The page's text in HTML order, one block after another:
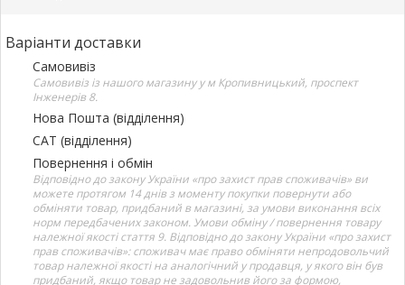
Варіанти доставки
Самовивіз
Самовивіз із нашого магазину у м Кропивницький, проспект
Інженерів 8.
Нова Пошта (відділення)
САТ (відділення)
Повернення і обмін
Відповідно до закону України «про захист прав споживачів» ви
можете протягом 14 днів з моменту покупки повернути або
обміняти товар, придбаний в магазині, за умови виконання всіх
норм передбачених законом. Умови обміну / повернення товару
належної якості стаття 9. Відповідно до закону України «про захист
прав споживачів»: споживач має право обміняти непродовольчий
товар належної якості на аналогічний у продавця, у якого він був
придбаний, якщо товар не задовольнив його за формою,